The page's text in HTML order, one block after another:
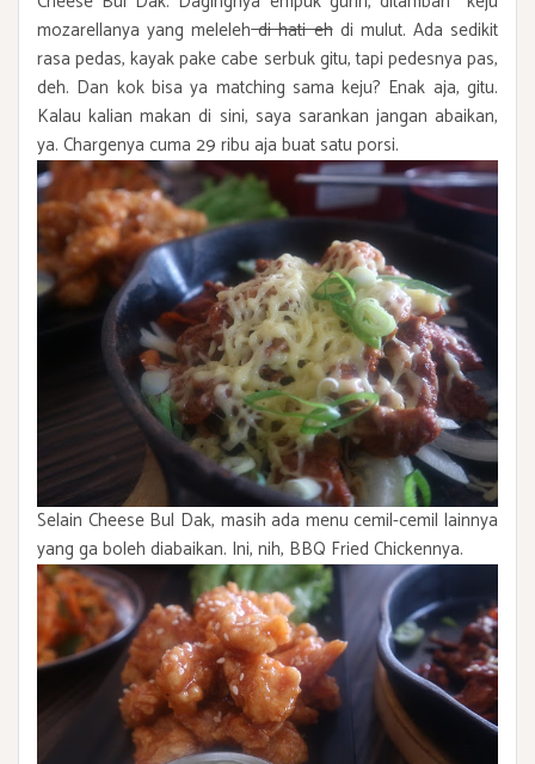
mozarellanya yang melelehdi hati ehdi mulut. Ada sedikit
rasa pedas, kayak pake cabe serbuk gitu, tapi pedesnya pas,
deh. Dan kok bisa ya matching sama keju? Enak aja, gitu.
Kalau kalian makan di sini, saya sarankan jangan abaikan,
ya. Chargenya cuma 29 ribu aja buat satu porsi.
Selain Cheese Bul Dak, masih ada menu cemil-cemil lainnya
yang ga boleh diabaikan. Ini, nih, BBQ Fried Chickennya.